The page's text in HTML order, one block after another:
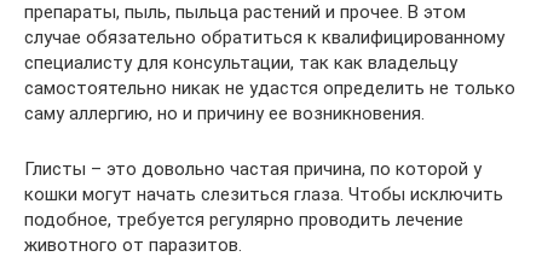
препараты, пыль, пыльца растений и прочее. В этом
случае обязательно обратиться к квалифицированному
специалисту для консультации, так как владельцу
самостоятельно никак не удастся определить не только
саму аллергию, но и причину ее возникновения.
Глисты – это довольно частая причина, по которой у
кошки могут начать слезиться глаза. Чтобы исключить
подобное, требуется регулярно проводить лечение
животного от паразитов.